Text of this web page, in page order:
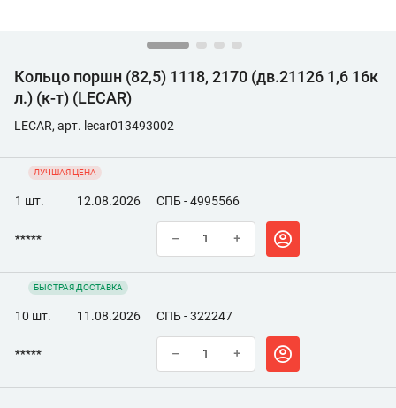
Кольцо поршн (82,5) 1118, 2170 (дв.21126 1,6 16к
л.) (к-т) (LECAR)
LECAR, арт. lecar013493002
ЛУЧШАЯ ЦЕНА
1 шт. 12.08.2026 СПБ - 4995566
***** – +
БЫСТРАЯ ДОСТАВКА
10 шт. 11.08.2026 СПБ - 322247
***** – +